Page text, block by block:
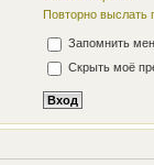
Повторно выслать
Запомнить
Скрыть моё